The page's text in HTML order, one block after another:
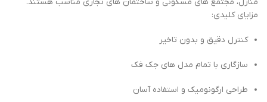
مزایای کلیدی:
کنترل دقیق و بدون تاخیر
سازگاری با تمام مدل های جک فک
طراحی ارگونومیک و استفاده آسان